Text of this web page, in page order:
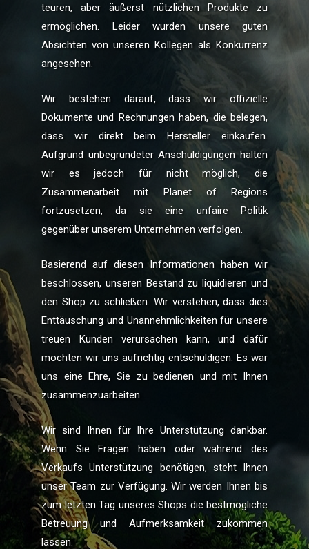
teuren, aber äußerst nützlichen Produkte zu
ermöglichen. Leider wurden unsere guten
Absichten von unseren Kollegen als Konkurrenz
angesehen.
Wir bestehen darauf, dass wir offizielle
Dokumente und Rechnungen haben, die belegen,
dass wir direkt beim Hersteller einkaufen.
Aufgrund unbegründeter Anschuldigungen halten
wir es jedoch für nicht möglich, die
Zusammenarbeit mit Planet of Regions
fortzusetzen, da sie eine unfaire Politik
gegenüber unserem Unternehmen verfolgen.
Basierend auf diesen Informationen haben wir
beschlossen, unseren Bestand zu liquidieren und
den Shop zu schließen. Wir verstehen, dass dies
Enttäuschung und Unannehmlichkeiten für unsere
treuen Kunden verursachen kann, und dafür
möchten wir uns aufrichtig entschuldigen. Es war
uns eine Ehre, Sie zu bedienen und mit Ihnen
zusammenzuarbeiten.
Wir sind Ihnen für Ihre Unterstützung dankbar.
Wenn Sie Fragen haben oder während des
Verkaufs Unterstützung benötigen, steht Ihnen
unser Team zur Verfügung. Wir werden Ihnen bis
zum letzten Tag unseres Shops die bestmögliche
Betreuung und Aufmerksamkeit zukommen
lassen.